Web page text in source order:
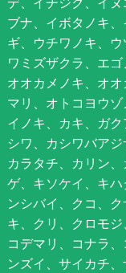
ブナ、イボタノキ
ギ、ウチワノキ、
ワミズザクラ、エ
オオカメノキ、オ
マリ、オトコヨウ
イノキ、カキ、ガ
シワ、カシワバア
カラタチ、カリン
ゲ、キソケイ、キ
ンシバイ、クコ、
キ、クリ、クロモジ
コデマリ、コナラ
ンズイ、サイカチ